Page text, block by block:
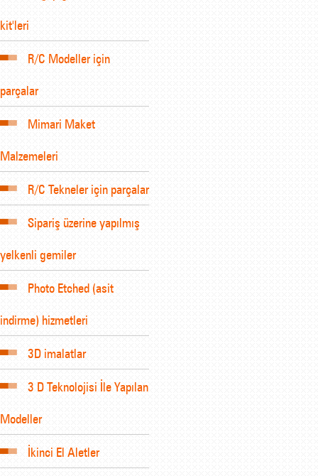
kit'leri
R/C Modeller için
parçalar
Mimari Maket
Malzemeleri
R/C Tekneler için parçalar
Sipariş üzerine yapılmış
yelkenli gemiler
Photo Etched (asit
indirme) hizmetleri
3D imalatlar
3 D Teknolojisi İle Yapılan
Modeller
İkinci El Aletler